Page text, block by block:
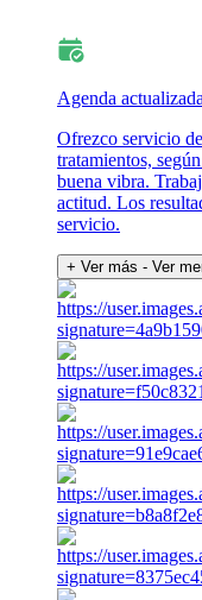
Agenda actualizada
Ofrezco servicio
tratamientos,
buena vibra.
actitud. Los
servicio.
+ Ver más - Ver